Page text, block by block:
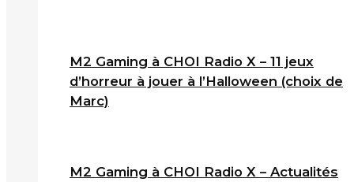
M2 Gaming à CHOI Radio X – 11 jeux
d’horreur à jouer à l’Halloween (choix de
Marc)
M2 Gaming à CHOI Radio X – Actualités